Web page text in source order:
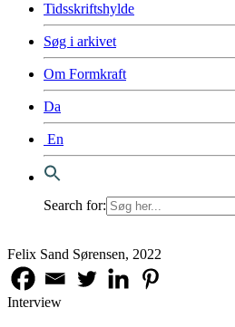
Tidsskriftshylde
Søg i arkivet
Om Formkraft
Da
En
Search for:
Felix Sand Sørensen, 2022
Interview